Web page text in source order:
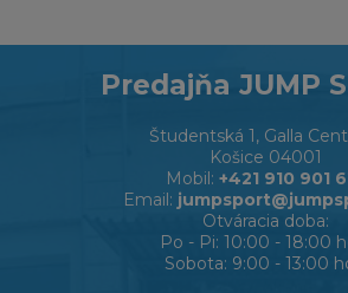
Predajňa JUMP
Študentská 1, Galla
Košice 04001
Mobil: +421 910 901
Email:
Otváracia doba:
Po - Pi: 10:00 - 18:00
Sobota: 9:00 - 13:00